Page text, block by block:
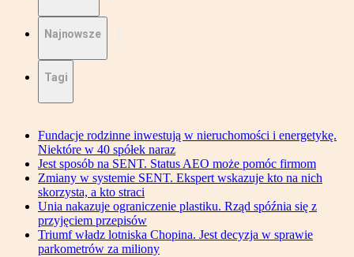
Najnowsze
Tagi
Fundacje rodzinne inwestują w nieruchomości i energetykę.
Niektóre w 40 spółek naraz
Jest sposób na SENT. Status AEO może pomóc firmom
Zmiany w systemie SENT. Ekspert wskazuje kto na nich
skorzysta, a kto straci
Unia nakazuje ograniczenie plastiku. Rząd spóźnia się z
przyjęciem przepisów
Triumf władz lotniska Chopina. Jest decyzja w sprawie
parkometrów za miliony